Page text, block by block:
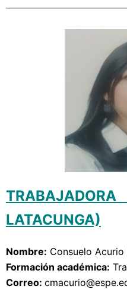
LATACUNGA)
Nombre: Consuelo
Formación académica:
Correo: cmacurio